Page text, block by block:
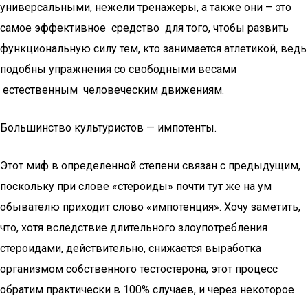
универсальными, нежели тренажеры, а также они – это
самое эффективное средство для того, чтобы развить
функциональную силу тем, кто занимается атлетикой, ведь
подобны упражнения со свободными весами
естественным человеческим движениям.
Большинство культуристов — импотенты.
Этот миф в определенной степени связан с предыдущим,
поскольку при слове «стероиды» почти тут же на ум
обывателю приходит слово «импотенция». Хочу заметить,
что, хотя вследствие длительного злоупотребления
стероидами, действительно, снижается выработка
организмом собственного тестостерона, этот процесс
обратим практически в 100% случаев, и через некоторое